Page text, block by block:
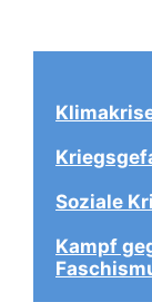
Soziale
Kampf